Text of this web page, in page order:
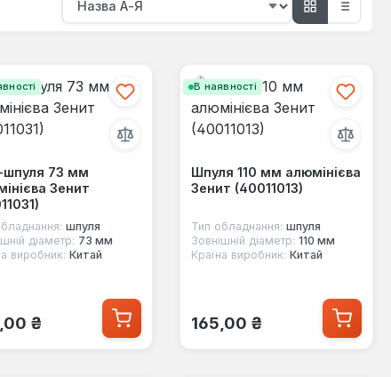
шпуля 73 мм
Зенит
шпуля
діаметр: 73 мм
виробник: Китай
ціна:
₴
В наявності
Шпуля 110 мм алюмінієва
Зенит (40011013)
Тип обладнання: шпуля
Зовнішній діаметр: 110 мм
Країна виробник: Китай
Звичайна ціна:
165,00 ₴